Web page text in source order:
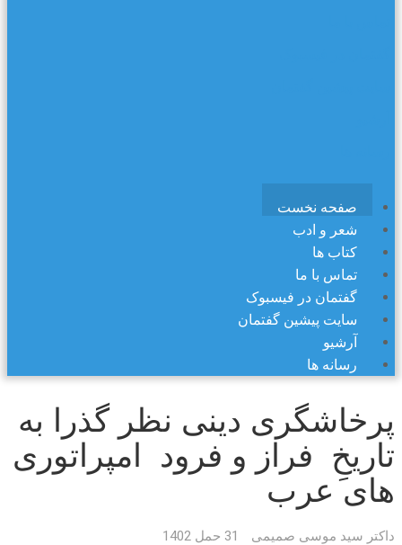
صفحه نخست
شعر و ادب
کتاب ها
تماس با ما
گفتمان در فیسبوک
سایت پیشین گفتمان
آرشیو
رسانه ها
پرخاشگری دینی نظر گذرا به
تاریخِ فراز و فرود امپراتوری
های عرب
داکتر سید موسی صمیمی 31 حمل 1402